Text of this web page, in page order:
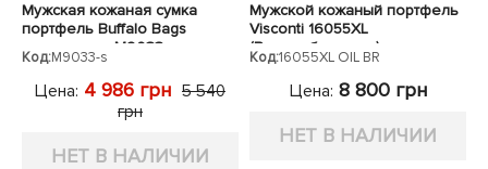
Мужская кожаная сумка
портфель Buffalo Bags
коричневая M9033
Код:M9033-s
Цена: 4 986 грн 5 540
грн
НЕТ В НАЛИЧИИ
Мужской кожаный портфель
Visconti 16055XL
(Великобритания)
коричневый
Код:16055ХL OIL BR
Цена: 8 800 грн
НЕТ В НАЛИЧИИ